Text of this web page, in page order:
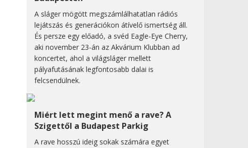
A sláger mögött megszámlálhatatlan rádiós
lejátszás és generációkon átívelő ismertség áll.
És persze egy előadó, a svéd Eagle-Eye Cherry,
aki november 23-án az Akvárium Klubban ad
koncertet, ahol a világsláger mellett
pályafutásának legfontosabb dalai is
felcsendülnek.
Miért lett megint menő a rave? A
Szigettől a Budapest Parkig
A rave hosszú ideig sokak számára egyet